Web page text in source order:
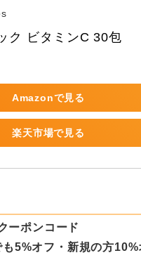
ク ビタミンC 30包
Amazonで見る
楽天市場で見る
ーポンコード
5%オフ・新規の方10%